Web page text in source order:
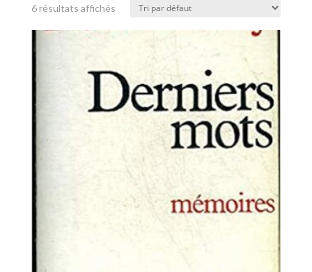
6 résultats affichés